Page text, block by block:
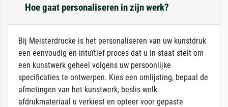
Hoe gaat personaliseren in zijn werk?
Bij Meisterdrucke is het personaliseren van uw kunstdruk
een eenvoudig en intuïtief proces dat u in staat stelt om
een kunstwerk geheel volgens uw persoonlijke
specificaties te ontwerpen. Kies een omlijsting, bepaal de
afmetingen van het kunstwerk, beslis welk
afdrukmateriaal u verkiest en opteer voor gepaste